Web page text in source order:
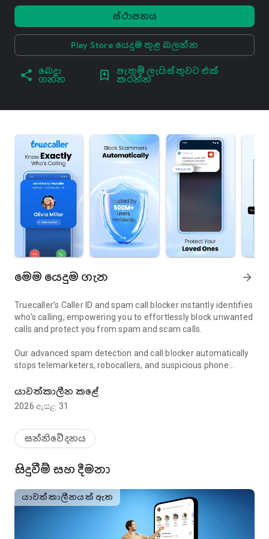
ස්ථාපනය
Play Store යෙදුම තුළ බලන්න
බෙදා
ගන්න
පැතුම් ලැයිස්තුවට එක්
කරන්න
මෙම යෙදුම ගැන arrow_forward
Truecaller’s Caller ID and spam call blocker instantly identifies
who’s calling, empowering you to effortlessly block unwanted
calls and protect you from spam and scam calls.
Our advanced spam detection and call blocker automatically
stops telemarketers, robocallers, and suspicious phone
important calls. With built-in tools like reverse phone number
lookup and call recording, Truecaller keeps your phone secure
and helps you take back control of every call.
AI Call Scanner
- Detects human vs. AI-synthesized voices
- Protects you from voice scams and fraud
- Activate via a dedicated dialer button
- Tells you if you're speaking to a real person or a bot
- AI-powered assistant that answers your calls
යාවත්කාලීන කළේ
2026 ඇසළ 31
සන්නිවේදනය
සිදුවීම් සහ දීමනා
යාවත්කාලීනයක් ඇත